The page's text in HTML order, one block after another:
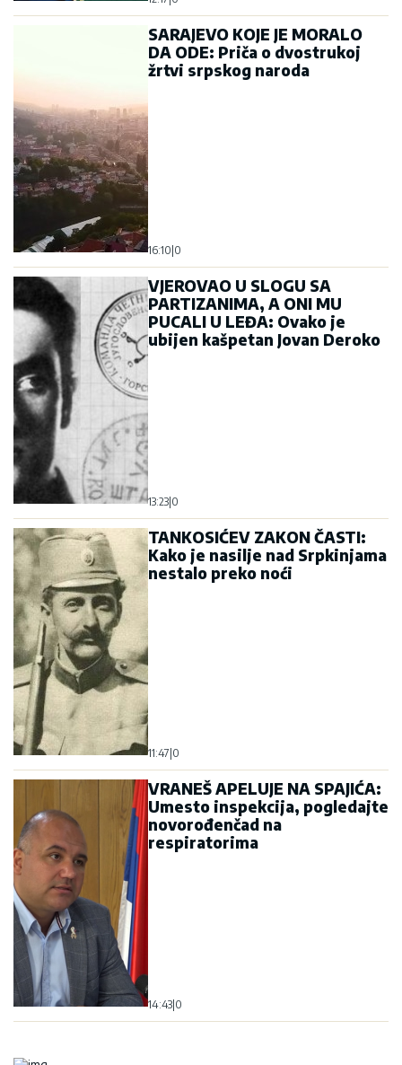
SARAJEVO KOJE JE MORALO
DA ODE: Priča o dvostrukoj
žrtvi srpskog naroda
16:10 0
VJEROVAO U SLOGU SA
PARTIZANIMA, A ONI MU
PUCALI U LEĐA: Ovako je
ubijen kašpetan Jovan Deroko
13:23 0
TANKOSIĆEV ZAKON ČASTI:
Kako je nasilje nad Srpkinjama
nestalo preko noći
11:47 0
VRANEŠ APELUJE NA SPAJIĆA:
Umesto inspekcija, pogledajte
novorođenčad na
respiratorima
14:43 0